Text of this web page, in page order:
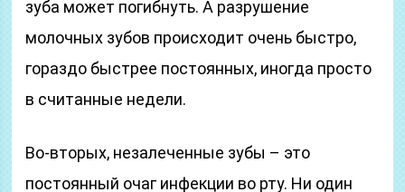
зуба может погибнуть. А разрушение
молочных зубов происходит очень быстро,
гораздо быстрее постоянных, иногда просто
в считанные недели.
Во-вторых, незалеченные зубы – это
постоянный очаг инфекции во рту. Ни один